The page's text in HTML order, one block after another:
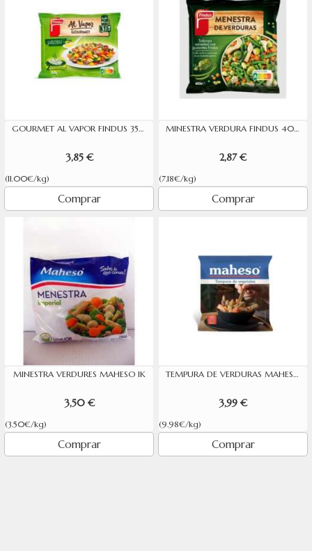
GOURMET AL VAPOR FINDUS 350G
3,85 €
(11.00€/kg)
Comprar
MINESTRA VERDURA FINDUS 400G
2,87 €
(7.18€/kg)
Comprar
MINESTRA VERDURES MAHESO 1K
3,50 €
(3.50€/kg)
Comprar
TEMPURA DE VERDURAS MAHESO 400GR
3,99 €
(9.98€/kg)
Comprar